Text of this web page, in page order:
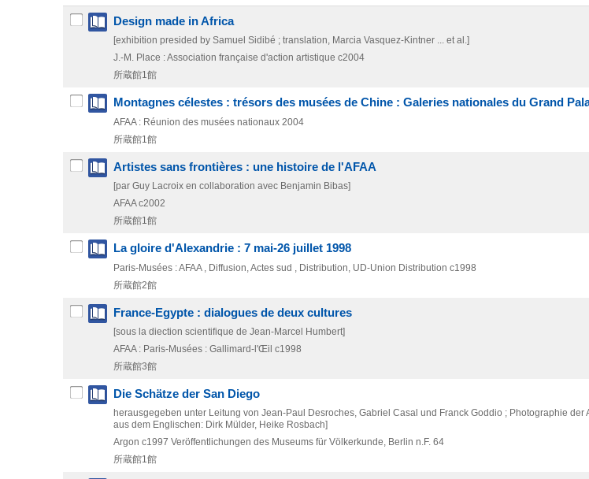
Design made in Africa
[exhibition presided by Samuel Sidibé ; translation, Marcia Vasquez-Kintner ... et al.]
J.-M. Place : Association française d'action artistique c2004
所蔵館1館
Montagnes célestes : trésors des musées de Chine : Galeries nationales du Grand
AFAA : Réunion des musées nationaux 2004
所蔵館1館
Artistes sans frontières : une histoire de l'AFAA
[par Guy Lacroix en collaboration avec Benjamin Bibas]
AFAA c2002
所蔵館1館
La gloire d'Alexandrie : 7 mai-26 juillet 1998
Paris-Musées : AFAA , Diffusion, Actes sud , Distribution, UD-Union Distribution c1998
所蔵館2館
France-Egypte : dialogues de deux cultures
[sous la diection scientifique de Jean-Marcel Humbert]
AFAA : Paris-Musées : Gallimard-l'Œil c1998
所蔵館3館
Die Schätze der San Diego
herausgegeben unter Leitung von Jean-Paul Desroches, Gabriel Casal und Franck Goddio ; Photographie der
aus dem Englischen: Dirk Mülder, Heike Rosbach]
Argon c1997 Veröffentlichungen des Museums für Völkerkunde, Berlin n.F. 64
所蔵館1館